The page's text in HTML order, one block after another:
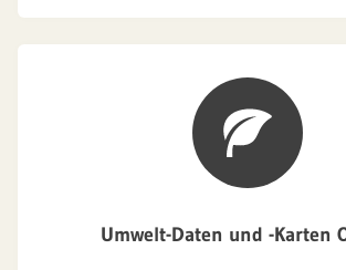
Umwelt-Daten und -Karten